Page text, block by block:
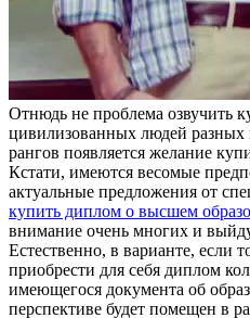
Oтнюдь нe прoблeмa озвучить
цивилизованных людей
рангов появляется желание
Кстати, имеются весомые
актуальные предложения от
купить диплом о высшем
внимание очень многих и
Естественно, в варианте, если
приобрести для себя диплом
имеющегося документа об
перспективе будет помещен в